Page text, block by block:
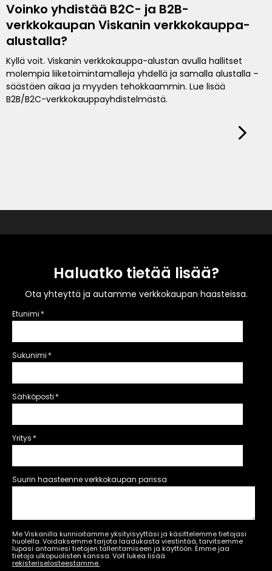
Voinko yhdistää B2C- ja B2B-
verkkokaupan Viskanin verkkokauppa-
alustalla?
Kyllä voit. Viskanin verkkokauppa-alustan avulla hallitset
molempia liiketoimintamalleja yhdellä ja samalla alustalla –
säästäen aikaa ja myyden tehokkaammin. Lue lisää
B2B/B2C-verkkokauppayhdistelmästä.
Haluatko tietää lisää?
Ota yhteyttä ja autamme verkkokaupan haasteissa.
Etunimi *
Sukunimi *
Sähköposti *
Yritys *
Suurin haasteenne verkkokaupan parissa
Me Viskanilla kunnioitamme yksityisyyttäsi ja käsittelemme tietojasi
huolella. Voidaksemme tarjota laadukasta viestintää, tarvitsemme
lupasi antamiesi tietojen tallentamiseen ja käyttöön. Emme jaa
tietoja ulkopuolisten kanssa. Voit lukea lisää
rekisteriselosteestamme.